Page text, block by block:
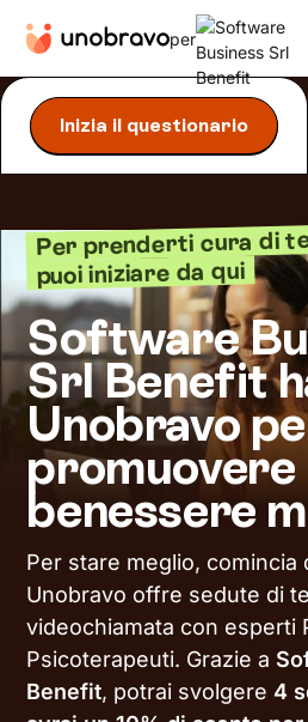
per
Inizia il questionario
Per prenderti cura di
puoi iniziare da qui
Software
Srl Benefit
Unobravo
promuovere
benessere
Per stare meglio, comincia
Unobravo offre sedute di
videochiamata con esperti
Psicoterapeuti. Grazie a
Benefit, potrai svolgere 4